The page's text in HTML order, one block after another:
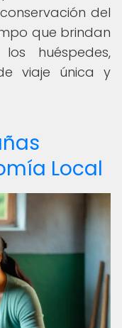
del
que brindan
huéspedes,
viaje única y
Local